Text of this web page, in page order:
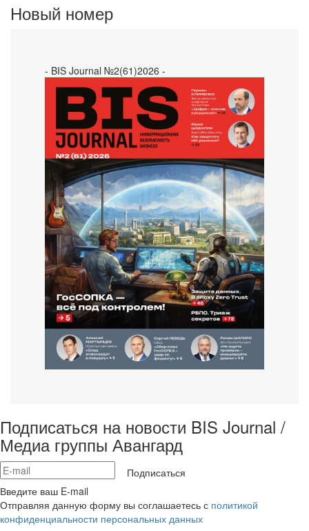
Новый номер
- BIS Journal №2(61)2026 -
Подписаться на новости BIS Journal /
Медиа группы Авангард
Подписаться
Введите ваш E-mail
Отправляя данную форму вы соглашаетесь с политикой
конфиденциальности персональных данных